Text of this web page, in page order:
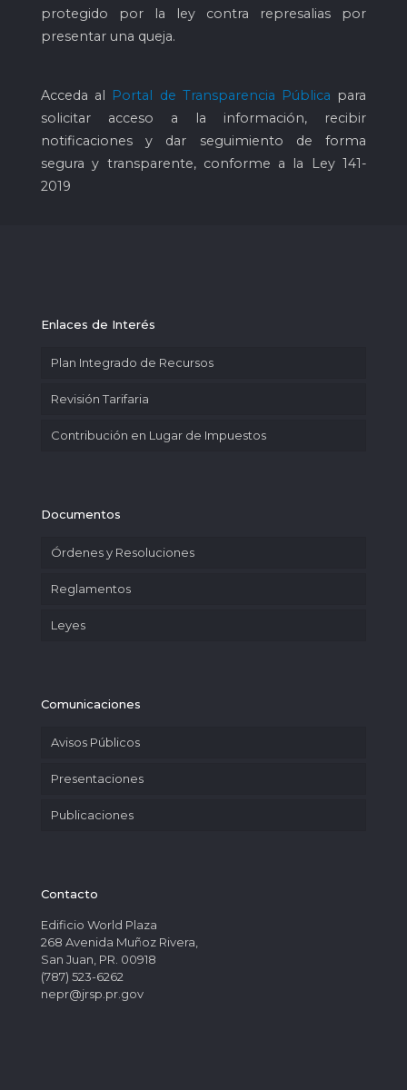
protegido por la ley contra represalias por
presentar una queja.
Acceda al Portal de Transparencia Pública para
solicitar acceso a la información, recibir
notificaciones y dar seguimiento de forma
segura y transparente, conforme a la Ley 141-
2019
Enlaces de Interés
Plan Integrado de Recursos
Revisión Tarifaria
Contribución en Lugar de Impuestos
Documentos
Órdenes y Resoluciones
Reglamentos
Leyes
Comunicaciones
Avisos Públicos
Presentaciones
Publicaciones
Contacto
Edificio World Plaza
268 Avenida Muñoz Rivera,
San Juan, PR. 00918
(787) 523-6262
nepr@jrsp.pr.gov